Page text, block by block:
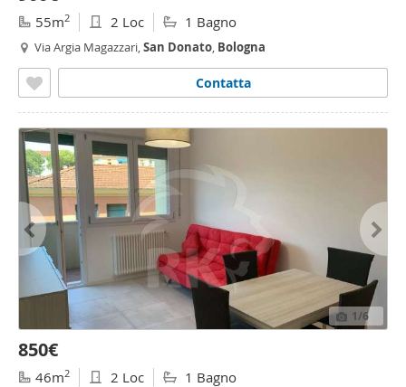
55m2 2 Loc 1 Bagno
Via Argia Magazzari,San Donato, Bologna
Contatta
1/6
850€
46m2 2 Loc 1 Bagno